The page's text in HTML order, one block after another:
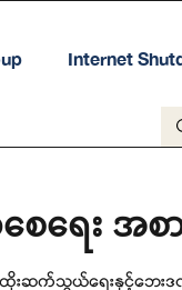
Internet
း အစား
းထိုးဆက်သွယ်ရေးနှင့်ဘေ